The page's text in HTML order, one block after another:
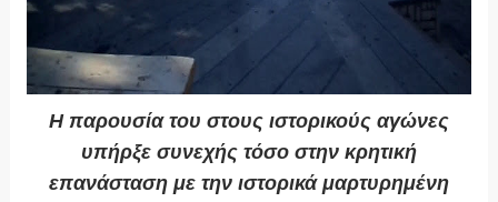
Η παρουσία του στους ιστορικούς αγώνες
υπήρξε συνεχής τόσο στην κρητική
επανάσταση με την ιστορικά μαρτυρημένη